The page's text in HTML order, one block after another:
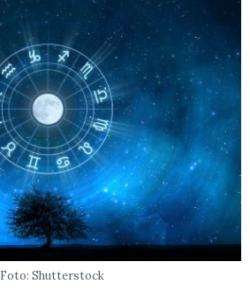
Foto: Shutterstock